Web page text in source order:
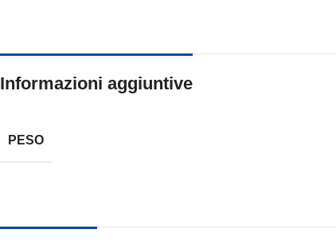
Informazioni aggiuntive
PESO